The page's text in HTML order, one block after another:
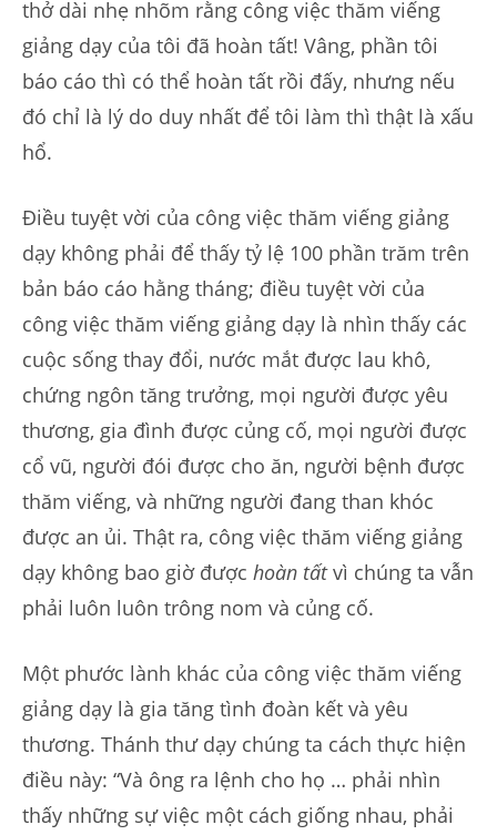
thở dài nhẹ nhõm rằng công việc thăm viếng
giảng dạy của tôi đã hoàn tất! Vâng, phần tôi
báo cáo thì có thể hoàn tất rồi đấy, nhưng nếu
đó chỉ là lý do duy nhất để tôi làm thì thật là xấu
hổ.
Điều tuyệt vời của công việc thăm viếng giảng
dạy không phải để thấy tỷ lệ 100 phần trăm trên
bản báo cáo hằng tháng; điều tuyệt vời của
công việc thăm viếng giảng dạy là nhìn thấy các
cuộc sống thay đổi, nước mắt được lau khô,
chứng ngôn tăng trưởng, mọi người được yêu
thương, gia đình được củng cố, mọi người được
cổ vũ, người đói được cho ăn, người bệnh được
thăm viếng, và những người đang than khóc
được an ủi. Thật ra, công việc thăm viếng giảng
dạy không bao giờ được hoàn tấtvì chúng ta vẫn
phải luôn luôn trông nom và củng cố.
Một phước lành khác của công việc thăm viếng
giảng dạy là gia tăng tình đoàn kết và yêu
thương. Thánh thư dạy chúng ta cách thực hiện
điều này: “Và ông ra lệnh cho họ … phải nhìn
thấy những sự việc một cách giống nhau, phải